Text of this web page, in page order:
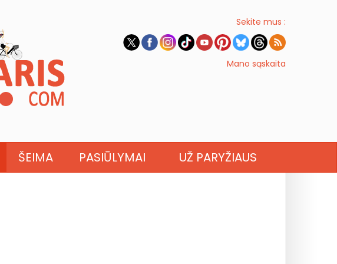
Sekite mus :
Mano sąskaita
ŠEIMA PASIŪLYMAI UŽ PARYŽIAUS